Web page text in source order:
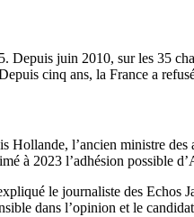
Depuis juin 2010, sur les 35
cinq ans, la France a
l’ancien ministre
à 2023 l’adhésion possible
le journaliste des Echos
dans l’opinion et le